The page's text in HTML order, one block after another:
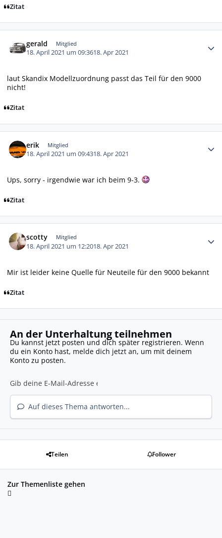
Zitat
gerald Mitglied
18. April 2021 um 09:3618. Apr 2021
laut Skandix Modellzuordnung passt das Teil für den 9000
nicht!
Zitat
erik Mitglied
18. April 2021 um 09:4318. Apr 2021
Ups, sorry - irgendwie war ich beim 9-3.
Zitat
scotty Mitglied
18. April 2021 um 12:2018. Apr 2021
Mir ist leider keine Quelle für Neuteile für den 9000 bekannt
Zitat
An der Unterhaltung teilnehmen
Du kannst jetzt posten und dich später registrieren. Wenn
du ein Konto hast, melde dich jetzt an, um mit deinem
Konto zu posten.
Auf dieses Thema antworten...
Teilen Follower
Zur Themenliste gehen